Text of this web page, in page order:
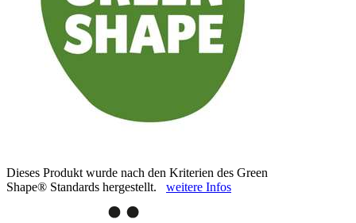
Dieses Produkt wurde nach den Kriterien des Green
Shape® Standards hergestellt. weitere Infos